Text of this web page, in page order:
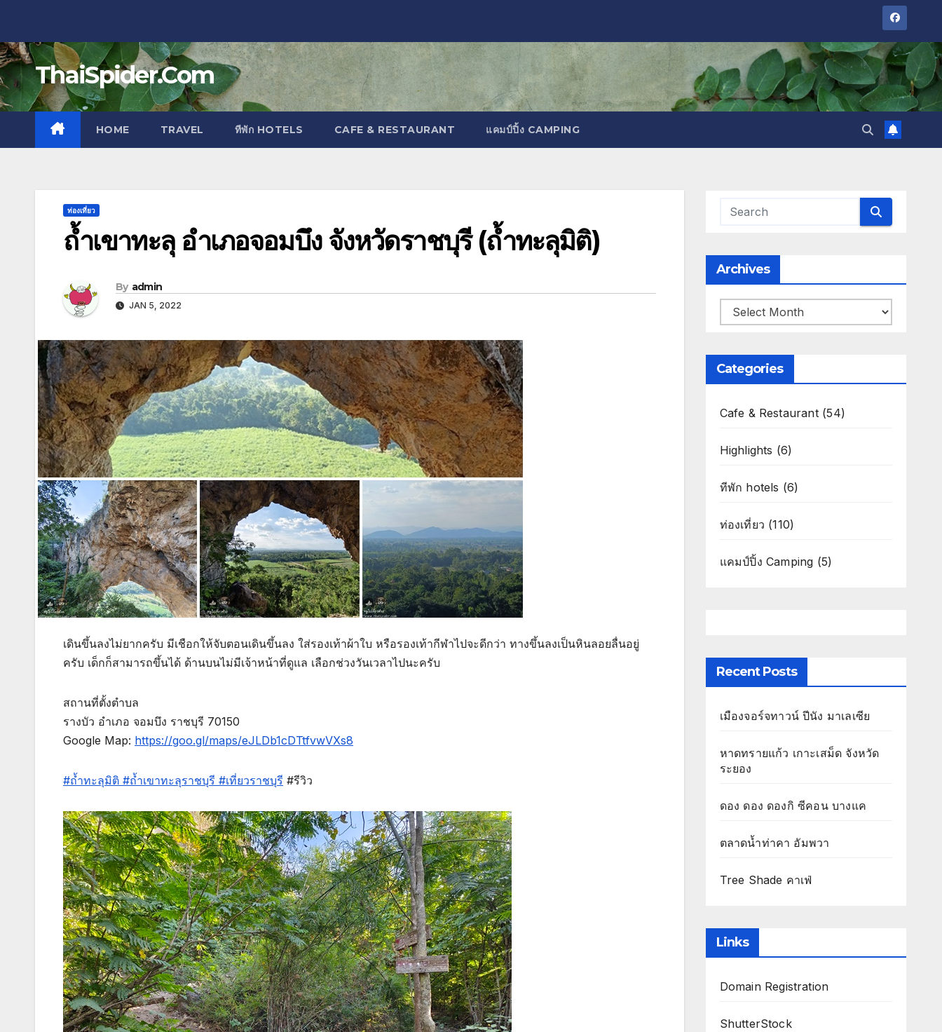
content
ThaiSpider.Com
HOME TRAVEL ทีพัก HOTELS CAFE & RESTAURANT แคมป์ปิ้ง CAMPING
ท่องเที่ยว
ถ้ำเขาทะลุ อำเภอจอมบึง จังหวัดราชบุรี (ถ้ำทะลุมิติ)
By admin
JAN 5, 2022
เดินขึ้นลงไม่ยากครับ มีเชือกให้จับตอนเดินขึ้นลง ใส่รองเท้าผ้าใบ หรือรองเท้ากีฬาไปจะดีกว่า ทางขึ้นลงเป็นหินลอยลื่นอยู่
ครับ เด็กก็สามารถขึ้นได้ ด้านบนไม่มีเจ้าหน้าที่ดูแล เลือกช่วงวันเวลาไปนะครับ
สถานที่ตั้งตำบล
รางบัว อำเภอ จอมบึง ราชบุรี 70150
Google Map: https://goo.gl/maps/eJLDb1cDTtfvwVXs8
#ถ้ำทะลุมิติ #ถ้ำเขาทะลุราชบุรี #เที่ยวราชบุรี #รีวิว
Archives
Archives
Categories
Cafe & Restaurant(54)
Highlights (6)
ทีพัก hotels (6)
ท่องเที่ยว (110)
แคมป์ปิ้ง Camping (5)
Recent Posts
เมืองจอร์จทาวน์ ปีนัง มาเลเซีย
หาดทรายแก้ว เกาะเสม็ด จังหวัด
ระยอง
ดอง ดอง ดองกิ ซีคอน บางแค
ตลาดน้ำท่าคา อัมพวา
Tree Shade คาเฟ่
Links
Domain Registration
ShutterStock